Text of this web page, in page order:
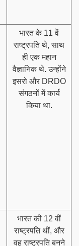
भारत के 11 वें
राष्ट्रपति थे, साथ
ही एक महान
वैज्ञानिक थे. उन्होंने
इसरो और DRDO
संगठनों में कार्य
किया था.
भारत की 12 वीं
राष्ट्रपति थीं, और
वह राष्ट्रपति बनने